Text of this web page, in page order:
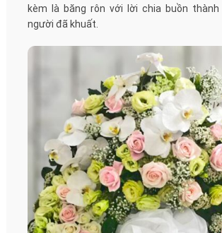
kèm là băng rôn với lời chia buồn
người đã khuất.